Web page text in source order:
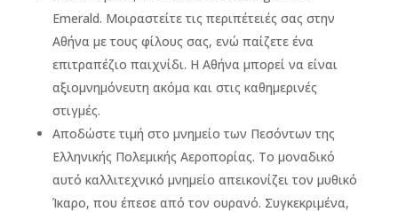
Emerald. Μοιραστείτε τις περιπέτειές σας στην
Αθήνα με τους φίλους σας, ενώ παίζετε ένα
επιτραπέζιο παιχνίδι. Η Αθήνα μπορεί να είναι
αξιομνημόνευτη ακόμα και στις καθημερινές
στιγμές.
Αποδώστε τιμή στο μνημείο των Πεσόντων της
Ελληνικής Πολεμικής Αεροπορίας. Το μοναδικό
αυτό καλλιτεχνικό μνημείο απεικονίζει τον μυθικό
Ίκαρο, που έπεσε από τον ουρανό. Συγκεκριμένα,